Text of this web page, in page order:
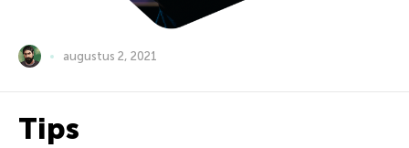
augustus 2, 2021
Tips